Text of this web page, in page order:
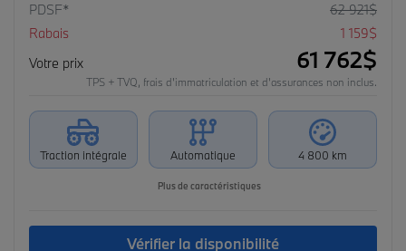
PDSF* 62 921$
Rabais
1 159$
Votre prix
61 762$
TPS + TVQ, frais d'immatriculation et d'assurances non inclus.
Traction intégrale Automatique 4 800 km
Plus de caractéristiques
Vérifier la disponibilité